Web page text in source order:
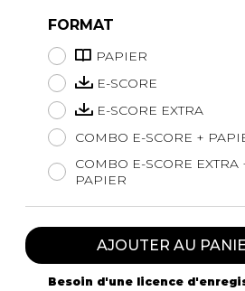
FORMAT
PAPIER
E-SCORE
E-SCORE EXTRA
COMBO E-SCORE +
COMBO E-SCORE EXTRA
PAPIER
AJOUTER AU
Besoin d'une licence